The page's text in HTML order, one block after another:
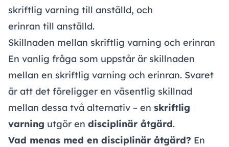
skriftlig varning till anställd, och
erinran till anställd.
Skillnaden mellan skriftlig varning och erinran
En vanlig fråga som uppstår är skillnaden
mellan en skriftlig varning och erinran. Svaret
är att det föreligger en väsentlig skillnad
mellan dessa två alternativ – en skriftlig
varning utgör en disciplinär åtgärd.
Vad menas med en disciplinär åtgärd? En